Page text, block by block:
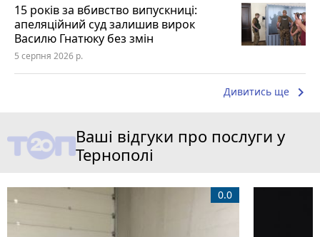
15 років за вбивство випускниці:
апеляційний суд залишив вирок
Василю Гнатюку без змін
5 серпня 2026 р.
Дивитись ще keyboard_arrow_right
Ваші відгуки про послуги у
Тернополі
0.0